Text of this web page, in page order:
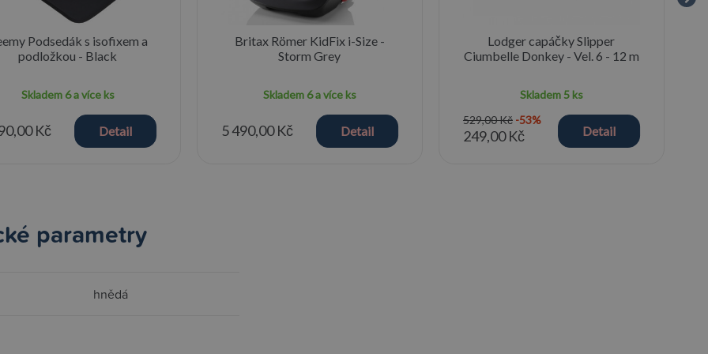
Podsedák s isofixem a
podložkou - Black
Skladem 6 a více ks
Kč Detail
Britax Römer KidFix i-Size -
Storm Grey
Skladem 6 a více ks
5 490,00 Kč Detail
Lodger capáčky Slipper
Ciumbelle Donkey - Vel. 6 - 12 m
Skladem 5 ks
529,00 Kč -53%
249,00 Kč Detail
parametry
hnědá